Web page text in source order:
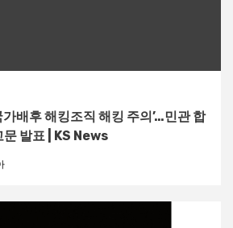
배후 해킹조직 해킹 주의’…민관 합
발표 | KS News